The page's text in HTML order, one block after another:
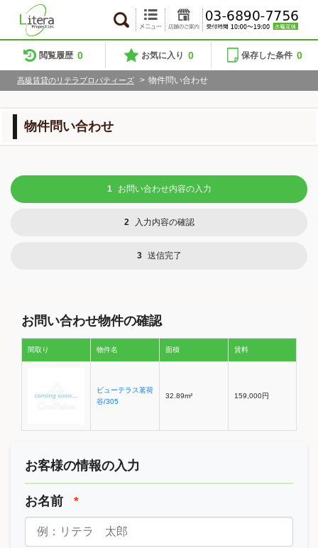
閲覧履歴 0 お気に入り 0 保存した条件 0
高級賃貸のリテラプロパティーズ > 物件問い合わせ
物件問い合わせ
1 お問い合わせ内容の入力
2 入力内容の確認
3 送信完了
お問い合わせ物件の確認
間取り 物件名 面積 賃料
ビューテラス茗荷
谷/305
32.89m² 159,000円
お客様の情報の入力
お名前 *